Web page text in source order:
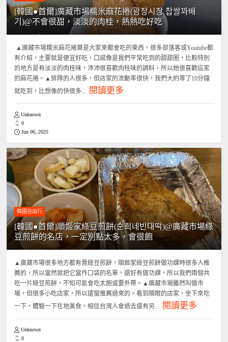
[韓國●首爾]廣藏市場糯米麻花捲(광장시장 찹쌀꽈배
기)@不會很甜，淡淡的肉桂，熱熱吃好吃
▲廣藏市場糯米麻花捲算是大家來都會吃的東西，很多部落客或Youtube都
有介紹，主要就是便宜好吃，口感像是我們平常吃到的甜甜圈，比較特別
的地方是有淡淡的肉桂味，沛沛很喜歡肉桂味的調料，所以她很喜歡這家
的麻花捲。▲排隊的人很多，但店家的流動率很快，我們大約等了10分鐘
就吃到，比想像的快很多...
閱讀更多
Unknown
0
Jun 06, 2025
韓國自由行
[韓國●首爾]順姬家綠豆煎餅(순희네빈대떡)@廣藏市場綠
豆煎餅的名店，一定別點太多，會很飽
▲廣藏市場很多地方都有賣綠豆煎餅，順姬家綠豆煎餅做功課時很多人推
薦的，所以當然就把它當作口袋的名單，還好有做功課，所以我們兩個共
吃一片綠豆煎餅，不知可能會吃太飽或要外帶。▲廣藏市場雖然叫做市
場，但很多小吃店家，所以還蠻推薦過來的。看到順眼的店家，坐下來吃
一下，體驗一下在地美食。相信台灣人會過去還有另...
閱讀更多
Unknown
0